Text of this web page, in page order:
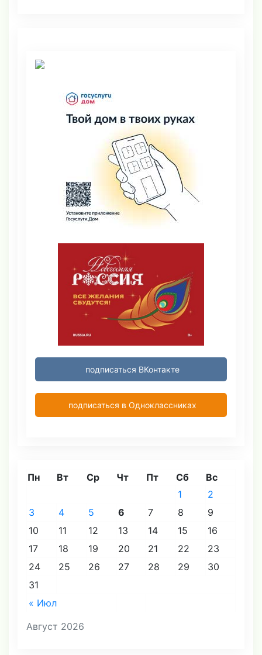
подписаться ВКонтакте
подписаться в Одноклассниках
Август 2026
Пн Вт Ср Чт Пт Сб Вс
« Июл
1
2
3
4 5 6 7 8
9
10
11 12 13 14 15
16
17
18 19 20 21 22
23
24
25 26 27 28 29
30
31